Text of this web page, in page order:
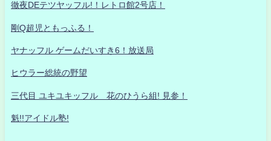
徹夜DEテツヤッフル!！レトロ館2号店！
剛Q超児ともっふる！
ヤナッフル ゲームだいすき6！放送局
ヒウラー総統の野望
三代目 ユキユキッフル 花のひうら組! 見参！
魁!!アイドル塾!